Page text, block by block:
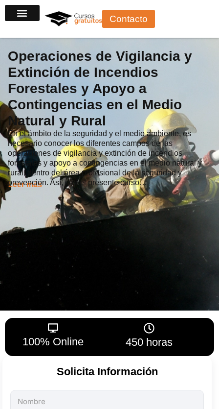
al
Contacto
Operaciones de Vigilancia y
Extinción de Incendios
Forestales y Apoyo a
Contingencias en el Medio
Natural y Rural
En el ámbito de la seguridad y el medio ambiente, es
necesario conocer los diferentes campos de las
operaciones de vigilancia y extinción de incendios
forestales y apoyo a contingencias en el medio natural y
rural, dentro del área profesional de la seguridad y
prevención. Así, con el presente curso…
Leer más
100% Online 450 horas
Solicita Información
Todos
los